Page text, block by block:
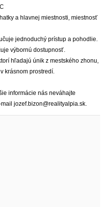
a hlavnej miestnosti, miestnosť
jednoduchý prístup a pohodlie.
výbornú dostupnosť.
hľadajú únik z mestského zhonu,
krásnom prostredí.
informácie nás neváhajte
jozef.bizon@realityalpia.sk.